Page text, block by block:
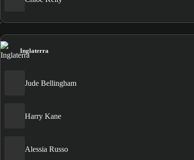
Inglaterra
Jude Bellingham
Harry Kane
Alessia Russo